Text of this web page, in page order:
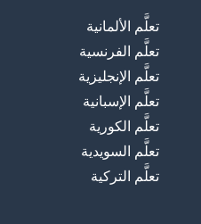
تعلَّم الألمانية
تعلَّم الفرنسية
تعلَّم الإنجليزية
تعلَّم الإسبانية
تعلَّم الكورية
تعلَّم السويدية
تعلَّم التركية